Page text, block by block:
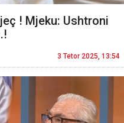
! Mjeku: Ushtroni
3 Tetor 2025, 13:54